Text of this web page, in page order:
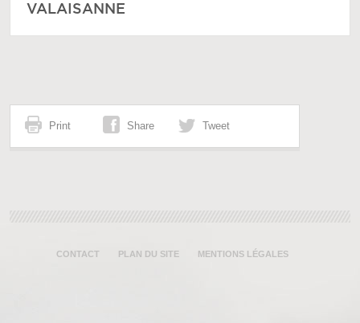
VALAISANNE
Print Share Tweet
CONTACT PLAN DU SITE MENTIONS LÉGALES